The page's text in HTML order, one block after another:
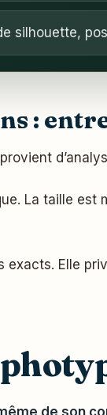
silhouette,
:
La taille est
Elle
de son